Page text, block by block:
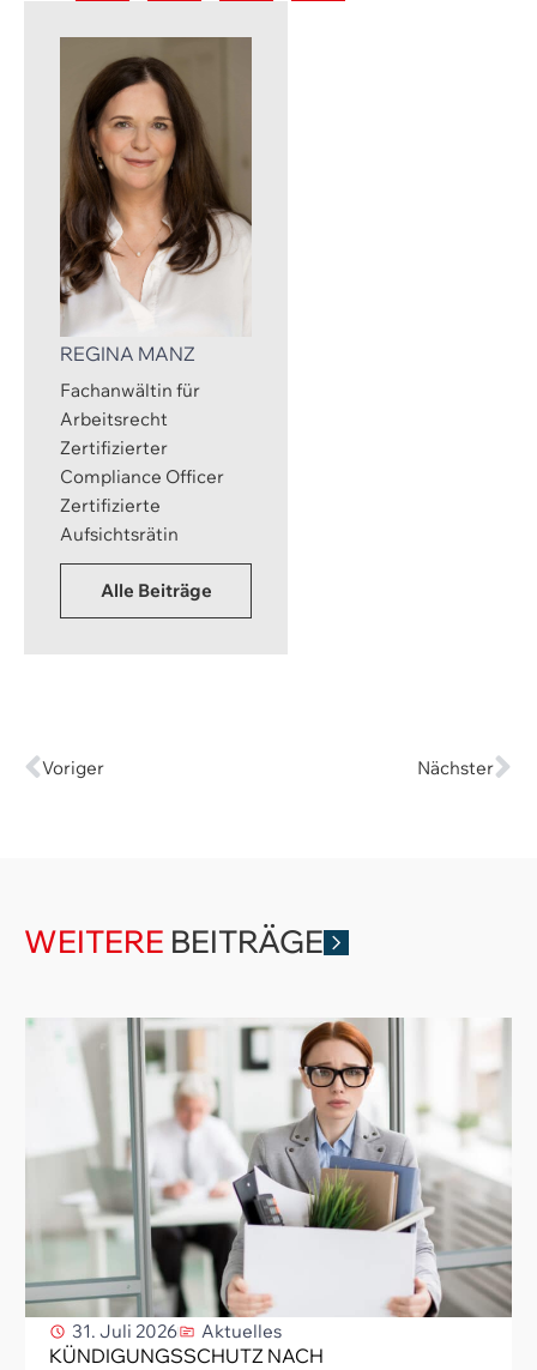
REGINA MANZ
Fachanwältin für
Arbeitsrecht
Zertifizierter
Compliance Officer
Zertifizierte
Aufsichtsrätin
Alle Beiträge
Voriger Nächster
WEITERE BEITRÄGE
31. Juli 2026 Aktuelles
KÜNDIGUNGSSCHUTZ NACH